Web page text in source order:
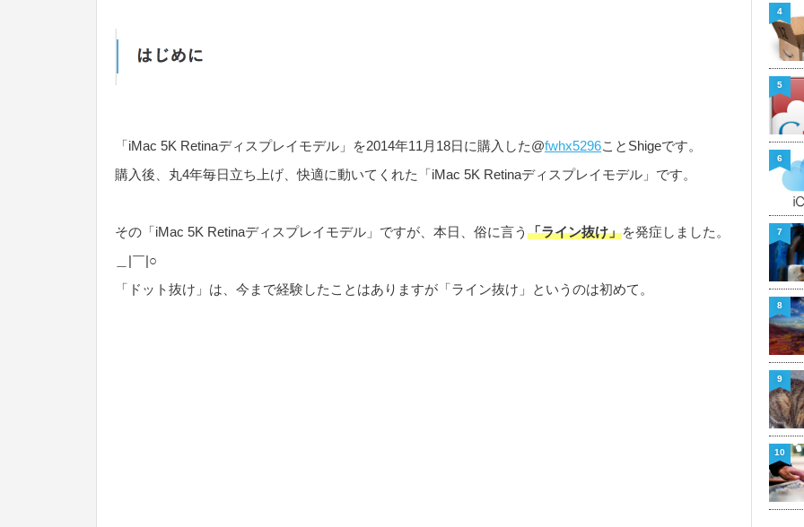
「iMac 5K Retinaディスプレイモデル」を2014年11月18日に購入した@fwhx5296ことShigeです。
購入後、丸4年毎日立ち上げ、快適に動いてくれた「iMac 5K Retinaディスプレイモデル」です。
その「iMac 5K Retinaディスプレイモデル」ですが、本日、俗に言う 「ライン抜け」を発症しました。
＿|￣|○
「ドット抜け」は、今まで経験したことはありますが「ライン抜け」というのは初めて。
4
5
6
7
8
9
10